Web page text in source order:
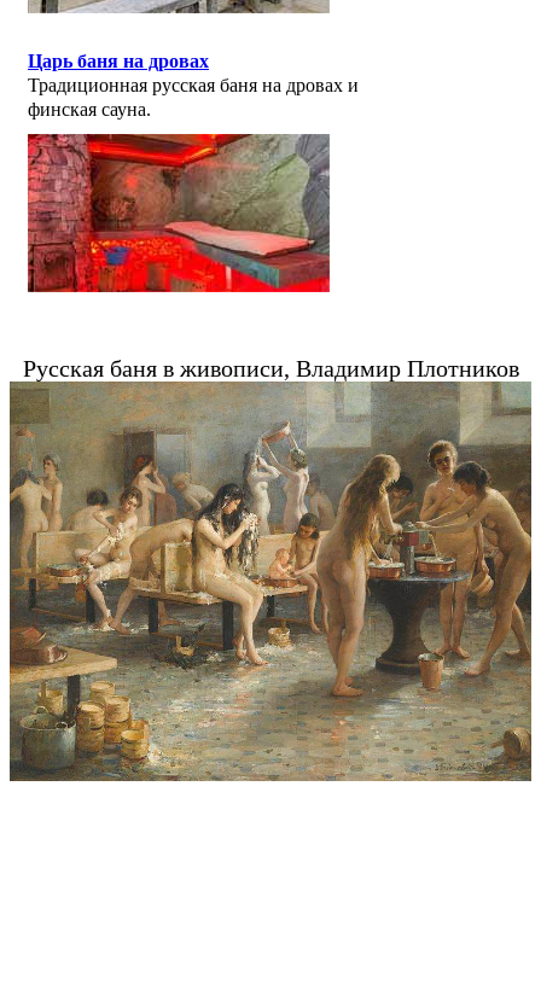
Царь баня на дровах
Традиционная русская баня на дровах и
финская сауна.
Русская баня в живописи, Владимир Плотников